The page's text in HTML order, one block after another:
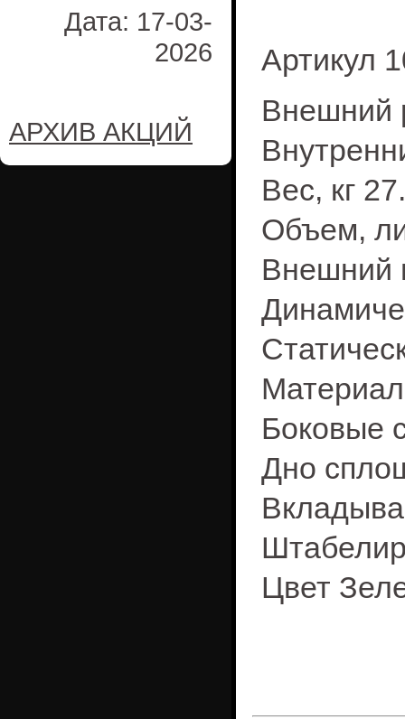
Дата: 17-03-
2026
АРХИВ АКЦИЙ
Артикул
Внешний
Вес, кг
Объем,
Внешний
Боковые
Дно
Цвет